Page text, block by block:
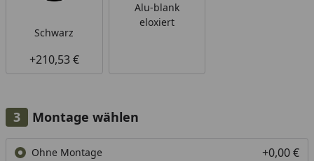
Schwarz
+210,53 €
Alu-blank
eloxiert
Montage wählen
Ohne Montage +0,00 €